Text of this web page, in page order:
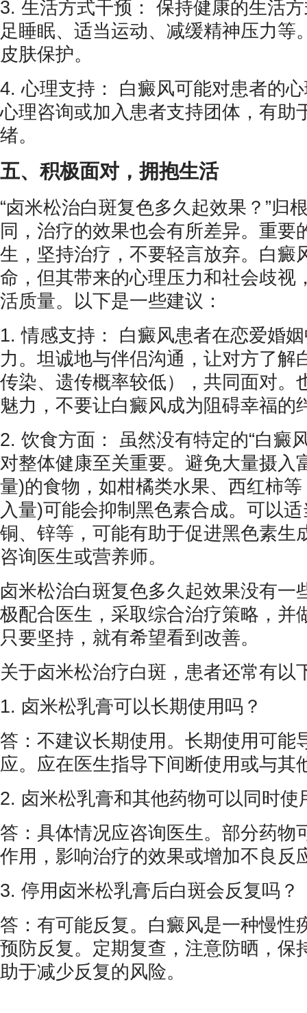
3. 生活方式干预： 保持健康的生活
足睡眠、适当运动、减缓精神压力等
皮肤保护。
4. 心理支持： 白癜风可能对患者的
心理咨询或加入患者支持团体，有助
绪。
五、积极面对，拥抱生活
“卤米松治白斑复色多久起效果？”归
同，治疗的效果也会有所差异。重要
生，坚持治疗，不要轻言放弃。白癜
命，但其带来的心理压力和社会歧视
活质量。以下是一些建议：
1. 情感支持： 白癜风患者在恋爱婚
力。坦诚地与伴侣沟通，让对方了解
传染、遗传概率较低），共同面对。
魅力，不要让白癜风成为阻碍幸福的
2. 饮食方面： 虽然没有特定的“白癜
对整体健康至关重要。避免大量摄入
量)的食物，如柑橘类水果、西红柿
入量)可能会抑制黑色素合成。可以
铜、锌等，可能有助于促进黑色素生
咨询医生或营养师。
卤米松治白斑复色多久起效果没有一
极配合医生，采取综合治疗策略，并
只要坚持，就有希望看到改善。
关于卤米松治疗白斑，患者还常有以
1. 卤米松乳膏可以长期使用吗？
答：不建议长期使用。长期使用可能
应。应在医生指导下间断使用或与其
2. 卤米松乳膏和其他药物可以同时使
答：具体情况应咨询医生。部分药物
作用，影响治疗的效果或增加不良反
3. 停用卤米松乳膏后白斑会反复吗？
答：有可能反复。白癜风是一种慢性
预防反复。定期复查，注意防晒，保
助于减少反复的风险。